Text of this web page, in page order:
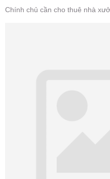
Chính chủ cần cho thuê nhà